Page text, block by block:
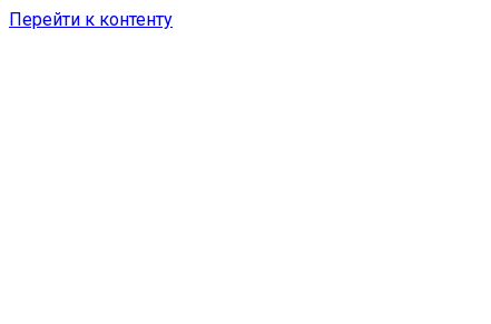
Перейти к контенту